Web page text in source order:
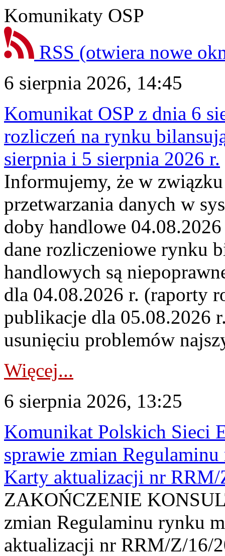
Komunikaty OSP
RSS (otwiera nowe
6 sierpnia 2026, 14:45
Komunikat OSP z dnia 6
rozliczeń na rynku
sierpnia i 5 sierpnia 2026 r.
Informujemy, że w
przetwarzania danych w
doby handlowe
dane rozliczeniowe rynku
handlowych są
dla 04.08.2026 r. (raporty
publikacje dla 05.08.2026
usunięciu problemów
Więcej...
6 sierpnia 2026, 13:25
Komunikat Polskich Sieci
sprawie zmian
Karty aktualizacji nr
ZAKOŃCZENIE
zmian Regulaminu rynku
aktualizacji nr RRM/Z/16/